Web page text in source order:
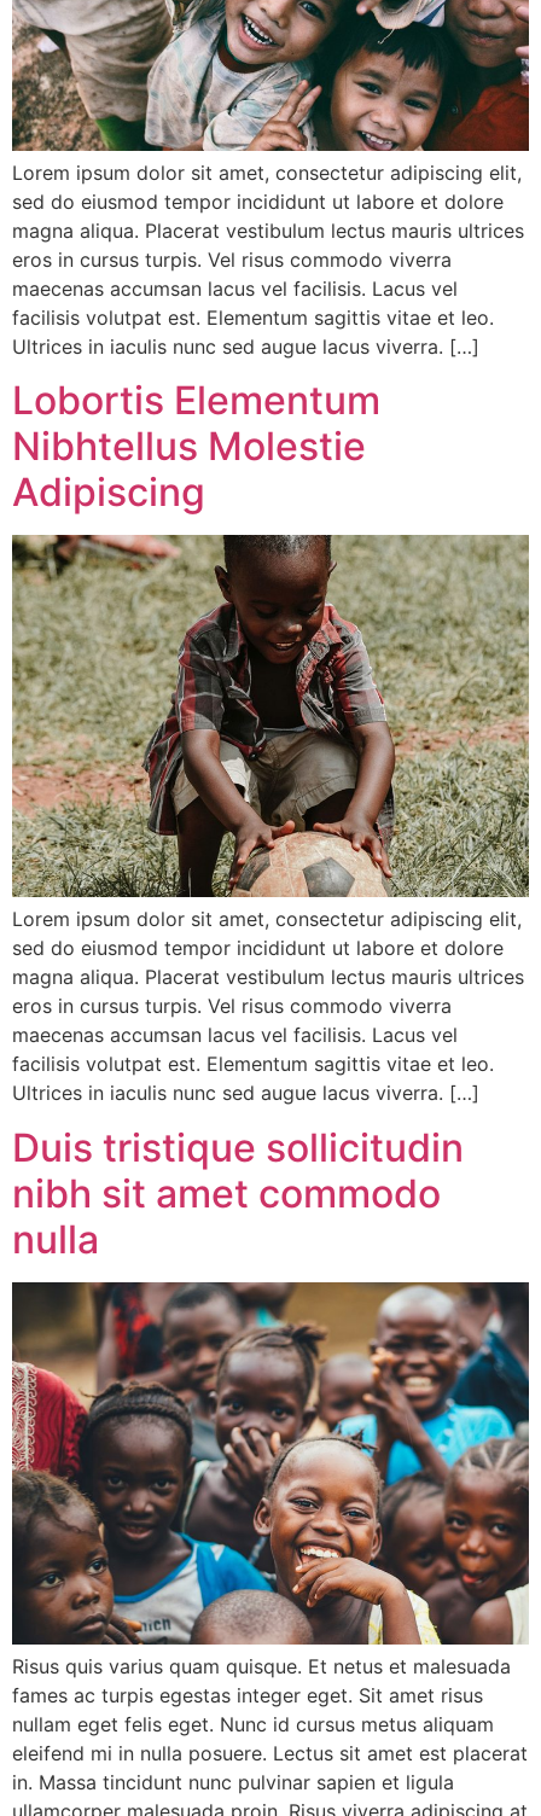
Lorem ipsum dolor sit amet, consectetur adipiscing elit,
sed do eiusmod tempor incididunt ut labore et dolore
magna aliqua. Placerat vestibulum lectus mauris ultrices
eros in cursus turpis. Vel risus commodo viverra
maecenas accumsan lacus vel facilisis. Lacus vel
facilisis volutpat est. Elementum sagittis vitae et leo.
Ultrices in iaculis nunc sed augue lacus viverra. […]
Lobortis Elementum
Nibhtellus Molestie
Adipiscing
Lorem ipsum dolor sit amet, consectetur adipiscing elit,
sed do eiusmod tempor incididunt ut labore et dolore
magna aliqua. Placerat vestibulum lectus mauris ultrices
eros in cursus turpis. Vel risus commodo viverra
maecenas accumsan lacus vel facilisis. Lacus vel
facilisis volutpat est. Elementum sagittis vitae et leo.
Ultrices in iaculis nunc sed augue lacus viverra. […]
Duis tristique sollicitudin
nibh sit amet commodo
nulla
Risus quis varius quam quisque. Et netus et malesuada
fames ac turpis egestas integer eget. Sit amet risus
nullam eget felis eget. Nunc id cursus metus aliquam
eleifend mi in nulla posuere. Lectus sit amet est placerat
in. Massa tincidunt nunc pulvinar sapien et ligula
ullamcorper malesuada proin. Risus viverra adipiscing at